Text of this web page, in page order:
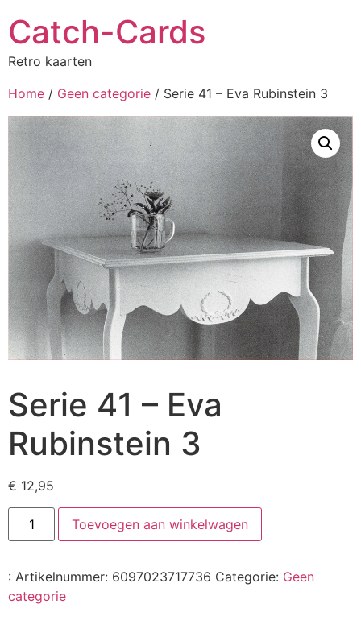
Catch-Cards
Retro kaarten
Home / Geen categorie / Serie 41 – Eva Rubinstein 3
Serie 41 – Eva
Rubinstein 3
€ 12,95
Toevoegen aan winkelwagen
: Artikelnummer: 6097023717736 Categorie: Geen
categorie